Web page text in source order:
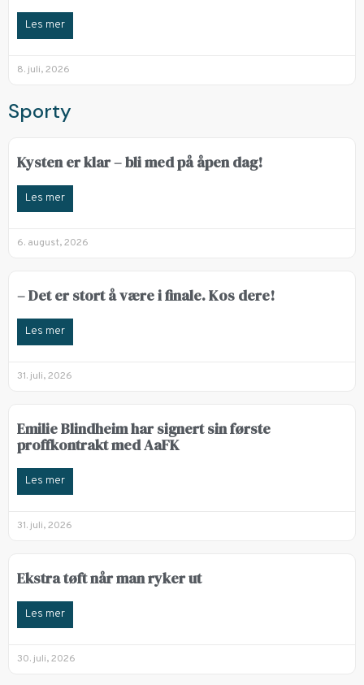
Les mer
8. juli, 2026
Sporty
Kysten er klar – bli med på åpen dag!
Les mer
6. august, 2026
– Det er stort å være i finale. Kos dere!
Les mer
31. juli, 2026
Emilie Blindheim har signert sin første
proffkontrakt med AaFK
Les mer
31. juli, 2026
Ekstra tøft når man ryker ut
Les mer
30. juli, 2026